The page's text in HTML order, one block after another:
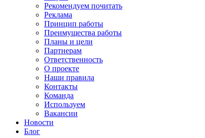
Рекомендуем почитать
Реклама
Принцип работы
Преимущества работы
Планы и цели
Партнерам
Ответственность
О проекте
Наши правила
Контакты
Команда
Используем
Вакансии
Новости
Блог